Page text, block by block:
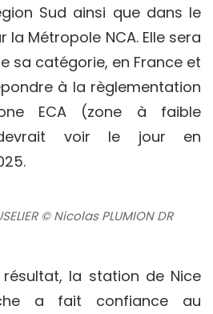
Sud ainsi que dans le
Métropole NCA. Elle sera
sa catégorie, en France et
à la règlementation
ECA (zone à faible
voir le jour en
© Nicolas PLUMION DR
la station de Nice
a fait confiance au